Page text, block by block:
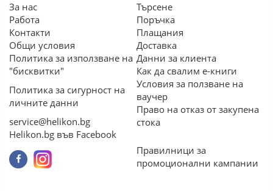
За нас
Работа
Контакти
Общи условия
Политика за използване на
"бисквитки"
Политика за сигурност на
личните данни
service@helikon.bg
Helikon.bg във Facebook
Търсене
Поръчка
Плащания
Доставка
Данни за клиента
Как да свалим е-книги
Условия за ползване на
ваучер
Право на отказ от закупена
стока
Правилници за
промоционални кампании